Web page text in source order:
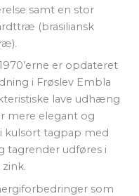
samt en stor
(brasiliansk
er opdateret
i Frøslev Embla
lave udhæng
mere elegant og
kulsort tagpap med
tagrender udføres i
som